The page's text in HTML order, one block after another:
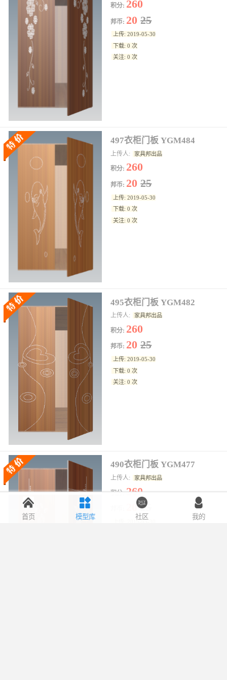
积分: 260
邦币: 2025
上传: 2019-05-30
下载: 0 次
关注: 0 次
497衣柜门板 YGM484
上传人: 家具邦出品
积分: 260
邦币: 2025
上传: 2019-05-30
下载: 0 次
关注: 0 次
495衣柜门板 YGM482
上传人: 家具邦出品
积分: 260
邦币: 2025
上传: 2019-05-30
下载: 0 次
关注: 0 次
490衣柜门板 YGM477
上传人: 家具邦出品
积分:260
2025
上传: 2019-05-30
首页 模型库 社区 我的